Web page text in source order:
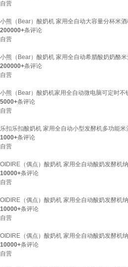
自营
小熊（Bear）酸奶机 家用全自动大容量分杯米
200000+条评论
自营
小熊（Bear）酸奶机 家用全自动希腊酸奶奶酪
200000+条评论
自营
小熊（Bear）酸奶机家用全自动微电脑可定时
5000+条评论
自营
乐扣乐扣酸奶机 家用全自动小型发酵机多功能
1000+条评论
自营
OIDIRE（偶点）酸奶机 家用全自动酸奶发酵机
10000+条评论
自营
OIDIRE（偶点）酸奶机 家用全自动酸奶发酵机
10000+条评论
自营
OIDIRE（偶点）酸奶机 家用全自动酸奶发酵机
10000+条评论
自营